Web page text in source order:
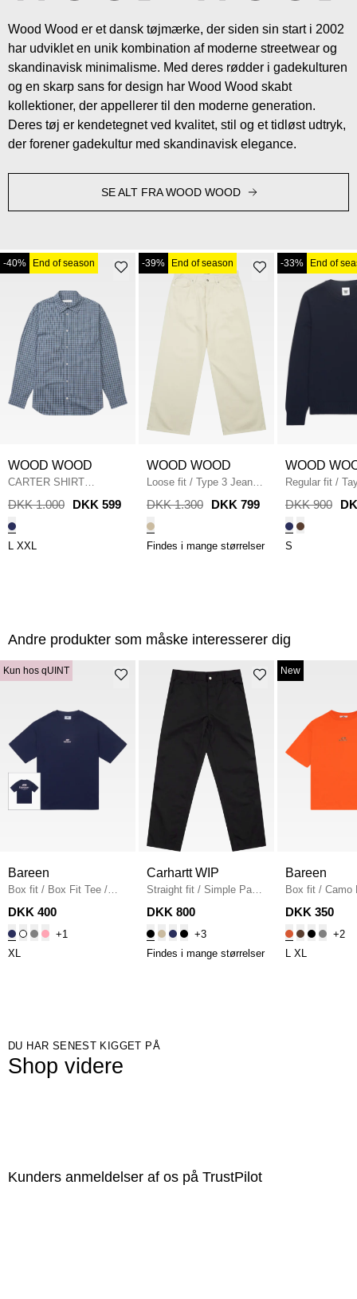
Wood Wood er et dansk tøjmærke, der siden sin start i 2002
har udviklet en unik kombination af moderne streetwear og
skandinavisk minimalisme. Med deres rødder i gadekulturen
og en skarp sans for design har Wood Wood skabt
kollektioner, der appellerer til den moderne generation.
Deres tøj er kendetegnet ved kvalitet, stil og et tidløst udtryk,
der forener gadekultur med skandinavisk elegance.
SE ALT FRA WOOD WOOD
-40% End of season
WOOD WOOD
CARTER SHIRT
30252057 SKJORTER /
BLUE
DKK 1.000 DKK 599
L XXL
-39% End of season
WOOD WOOD
Loose fit / Type 3 Jeans /
TURTLE DOVE
DKK 1.300 DKK 799
Findes i mange størrelser
-33% End of
WOOD
Regular fit /
Strik
DARK
DKK 900
S
Andre produkter som måske interesserer dig
Kun hos qUINT
Bareen
Box fit / Box Fit Tee /
NAVY
DKK 400
+1
XL
Carhartt WIP
Straight fit / Simple Pant
I020075 / BLACK
DKK 800
+3
Findes i mange størrelser
New
Bareen
Box fit / Camo
Fit T-shirt /
DKK 350
+2
L XL
DU HAR SENEST KIGGET PÅ
Shop videre
Kunders anmeldelser af os på TrustPilot